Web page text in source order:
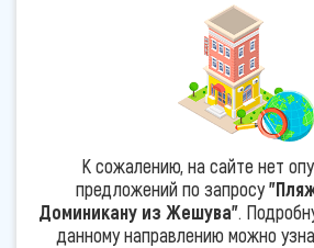
К сожалению, на сайте нет
предложений по запросу
Доминикану из Жешува".
данному направлению можно